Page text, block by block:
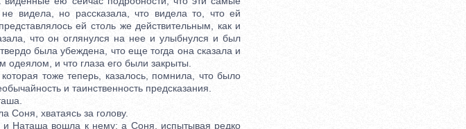
видела, но рассказала, что видела то, что ей
ей столь же действительным, как и
что он оглянулся на нее и улыбнулся и был
была убеждена, что еще тогда она сказала и
и что глаза его были закрыты.
тоже теперь, казалось, помнила, что было
и таинственность предсказания.
Соня, хватаясь за голову.
Наташа вошла к нему; а Соня, испытывая редко